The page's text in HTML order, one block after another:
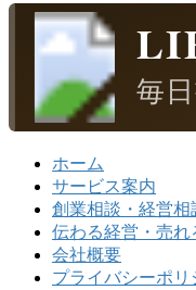
毎
ホーム
サービス案内
創業相談・経営相
伝わる経営・売れ
会社概要
プライバシーポリ